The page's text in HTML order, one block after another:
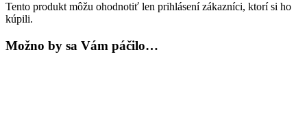
Tento produkt môžu ohodnotiť len prihlásení zákazníci, ktorí si ho
kúpili.
Možno by sa Vám páčilo…